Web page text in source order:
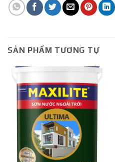
SẢN PHẨM TƯƠNG TỰ